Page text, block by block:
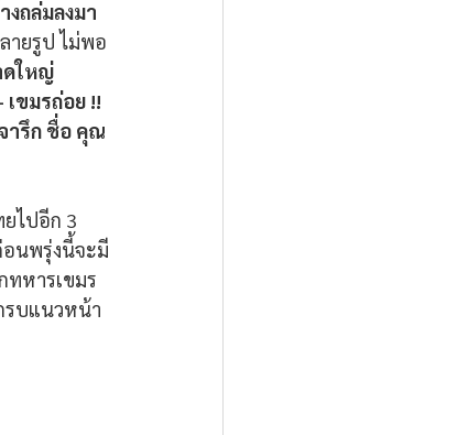
งถล่มลงมา
ายรูป ไม่พอ
ใหญ่
ขมรถ่อย !!
ารึก ชื่อ คุณ
ยไปอีก 3
อนพรุ่งนี้จะมี
ทหารเขมร
รบแนวหน้า